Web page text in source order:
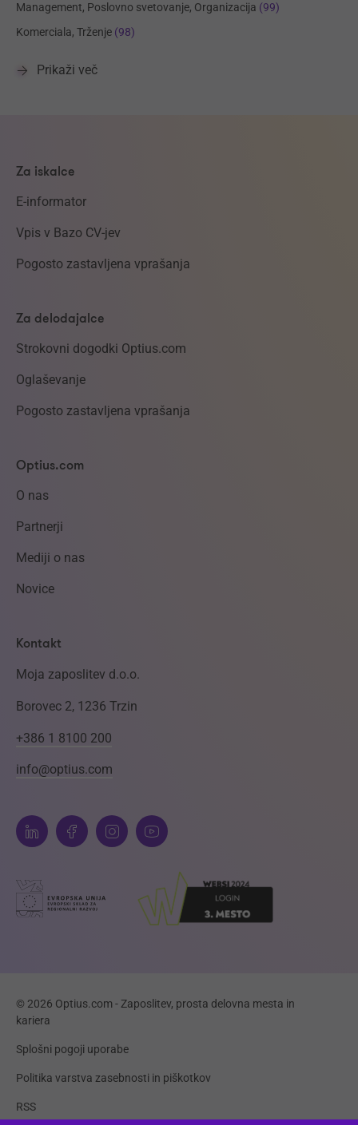
Management, Poslovno svetovanje, Organizacija (99)
Komerciala, Trženje (98)
Prikaži več
Za iskalce
E-informator
Vpis v Bazo CV-jev
Pogosto zastavljena vprašanja
Za delodajalce
Strokovni dogodki Optius.com
Oglaševanje
Pogosto zastavljena vprašanja
Optius.com
O nas
Partnerji
Mediji o nas
Novice
Kontakt
Moja zaposlitev d.o.o.
Borovec 2, 1236 Trzin
+386 1 8100 200
info@optius.com
© 2026 Optius.com - Zaposlitev, prosta delovna mesta in
kariera
Splošni pogoji uporabe
Politika varstva zasebnosti in piškotkov
RSS